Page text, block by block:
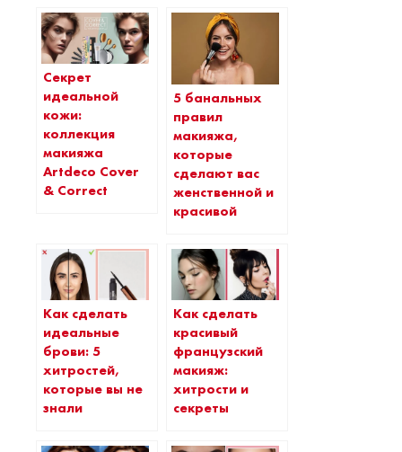
Секрет
идеальной
кожи:
коллекция
макияжа
Artdeco Cover
& Correct
5 банальных
правил
макияжа,
которые
сделают вас
женственной и
красивой
Как сделать
идеальные
брови: 5
хитростей,
которые вы не
знали
Как сделать
красивый
французский
макияж:
хитрости и
секреты